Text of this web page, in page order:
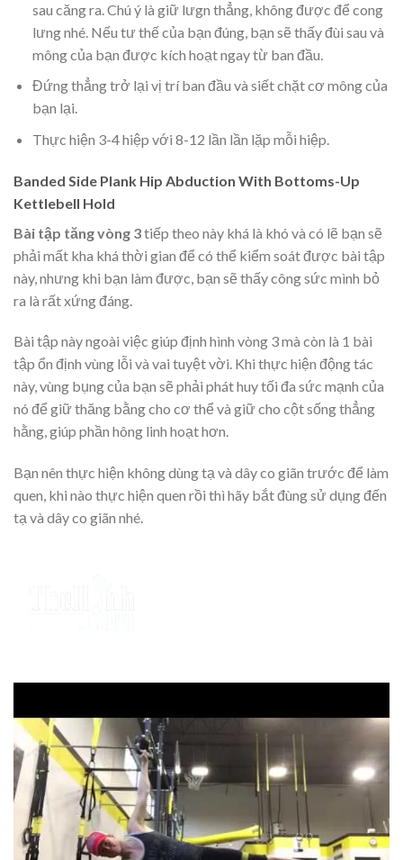
sau căng ra. Chú ý là giữ lưgn thẳng, không được để cong
lưng nhé. Nếu tư thế của bạn đúng, bạn sẽ thấy đùi sau và
mông của bạn được kích hoạt ngay từ ban đầu.
Đứng thẳng trở lại vị trí ban đầu và siết chặt cơ mông của
bạn lại.
Thực hiện 3-4 hiệp với 8-12 lần lần lặp mỗi hiệp.
Banded Side Plank Hip Abduction With Bottoms-Up
Kettlebell Hold
Bài tập tăng vòng 3tiếp theo này khá là khó và có lẽ bạn sẽ
phải mất kha khá thời gian để có thể kiểm soát được bài tập
này, nhưng khi bạn làm được, bạn sẽ thấy công sức mình bỏ
ra là rất xứng đáng.
Bài tập này ngoài việc giúp định hình vòng 3 mà còn là 1 bài
tập ổn định vùng lỗi và vai tuyệt vời. Khi thực hiện động tác
này, vùng bụng của bạn sẽ phải phát huy tối đa sức mạnh của
nó để giữ thăng bằng cho cơ thể và giữ cho cột sống thẳng
hằng, giúp phần hông linh hoạt hơn.
Bạn nên thực hiện không dùng tạ và dây co giãn trước để làm
quen, khi nào thực hiện quen rồi thì hãy bắt đùng sử dụng đến
tạ và dây co giãn nhé.